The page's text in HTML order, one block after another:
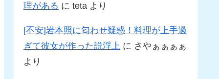
理がある に teta より
[不安]岩本照に匂わせ疑惑！料理が上手過
ぎて彼女が作った説浮上 に さやぁぁぁぁ
より